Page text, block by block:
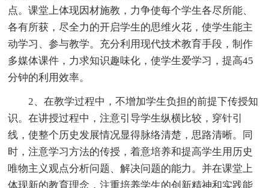
点。课堂上体现因材施教，力争使每个学生各尽所能、
各有所获，尽全力的开启学生的思维火花，使学生能主
动学习、参与教学。充分利用现代技术教育手段，制作
多媒体课件，力求知识趣味化，使学生爱学习，提高45
分钟的利用效率。
2、在教学过程中，不增加学生负担的前提下传授知
识。在讲授过程中，注意引导学生纵横比较，穿针引
线，使整个历史发展情况显得脉络清楚，思路清晰。同
时，注意学习方法的传授，着意培养和提高学生用历史
唯物主义观点分析问题、解决问题的能力。并在课堂上
体现新的教育理念，注重培养学生的创新精神和实践能